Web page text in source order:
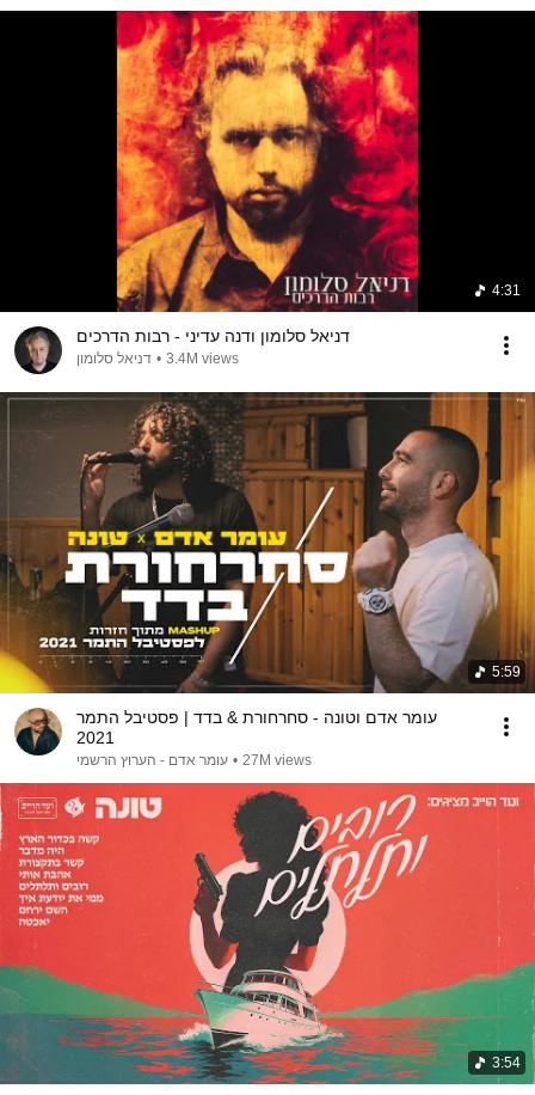
4:31
דניאל סלומון ודנה עדיני - רבות הדרכים
דניאל סלומון • 3.4M views
5:59
עומר אדם וטונה - סחרחורת & בדד | פסטיבל התמר
2021
עומר אדם - הערוץ הרשמי • 27M views
3:54